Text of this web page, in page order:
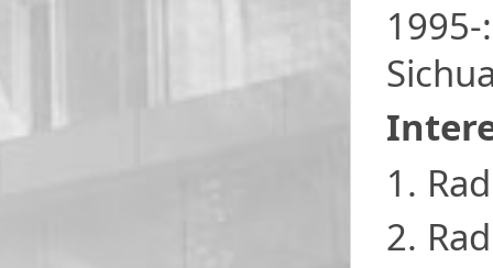
1.
2.